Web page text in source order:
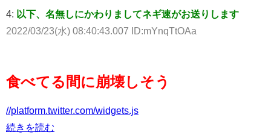
4: 以下、名無しにかわりましてネギ速がお送りします
2022/03/23(水) 08:40:43.007 ID:mYnqTtOAa
食べてる間に崩壊しそう
//platform.twitter.com/widgets.js
続きを読む